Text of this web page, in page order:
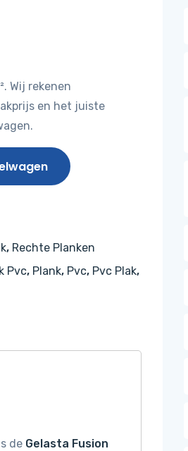
Wij rekenen
en het juiste
, Rechte Planken
Pvc, Plank, Pvc, Pvc Plak,
de Gelasta Fusion